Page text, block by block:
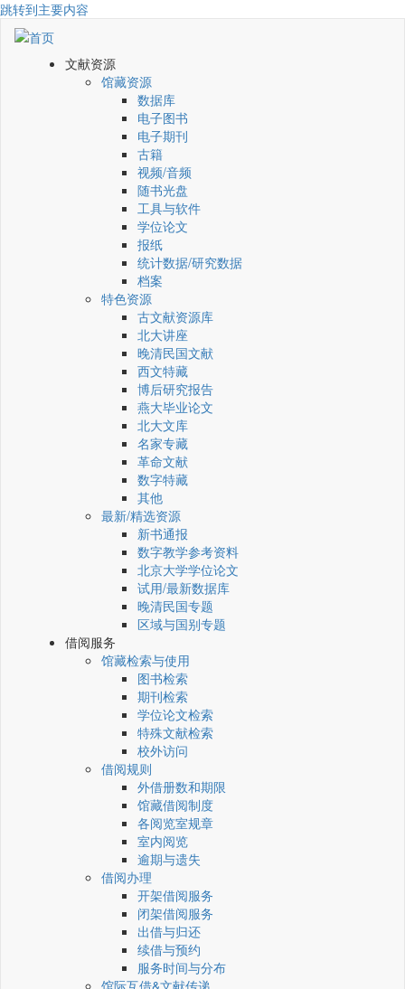
跳转到主要内容
文献资源
馆藏资源
数据库
电子图书
电子期刊
古籍
视频/音频
随书光盘
工具与软件
学位论文
报纸
统计数据/研究数据
档案
特色资源
古文献资源库
北大讲座
晚清民国文献
西文特藏
博后研究报告
燕大毕业论文
北大文库
名家专藏
革命文献
数字特藏
其他
最新/精选资源
新书通报
数字教学参考资料
北京大学学位论文
试用/最新数据库
晚清民国专题
区域与国别专题
借阅服务
馆藏检索与使用
图书检索
期刊检索
学位论文检索
特殊文献检索
校外访问
借阅规则
外借册数和期限
馆藏借阅制度
各阅览室规章
室内阅览
逾期与遗失
借阅办理
开架借阅服务
闭架借阅服务
出借与归还
续借与预约
服务时间与分布